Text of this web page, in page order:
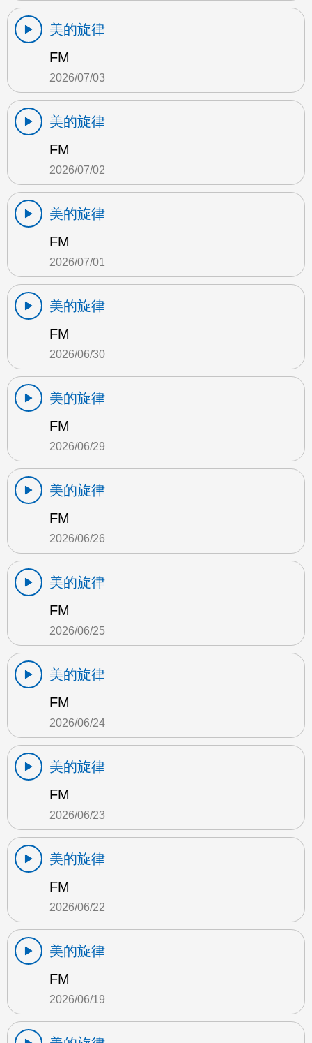
美的旋律
FM
2026/07/03
美的旋律
FM
2026/07/02
美的旋律
FM
2026/07/01
美的旋律
FM
2026/06/30
美的旋律
FM
2026/06/29
美的旋律
FM
2026/06/26
美的旋律
FM
2026/06/25
美的旋律
FM
2026/06/24
美的旋律
FM
2026/06/23
美的旋律
FM
2026/06/22
美的旋律
FM
2026/06/19